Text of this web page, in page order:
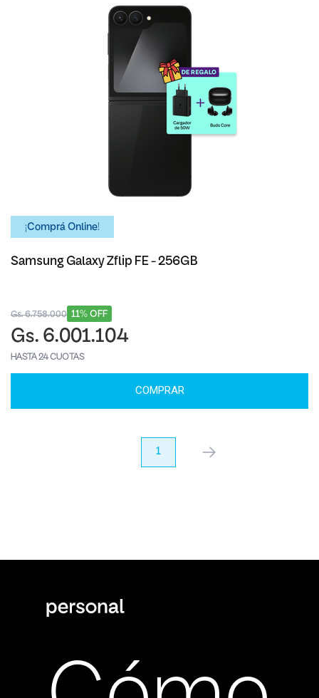
¡Comprá Online!
Samsung Galaxy Zflip FE - 256GB
11% OFF
Gs. 6.758.000
Gs. 6.001.104
HASTA 24 CUOTAS
COMPRAR
1 próximo